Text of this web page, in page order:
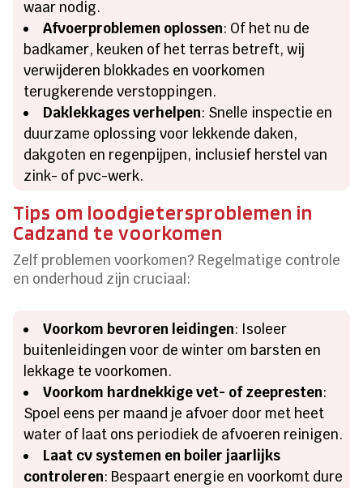
waar nodig.
Afvoerproblemen oplossen: Of het nu de
badkamer, keuken of het terras betreft, wij
verwijderen blokkades en voorkomen
terugkerende verstoppingen.
Daklekkages verhelpen: Snelle inspectie en
duurzame oplossing voor lekkende daken,
dakgoten en regenpijpen, inclusief herstel van
zink- of pvc-werk.
Tips om loodgietersproblemen in
Cadzand te voorkomen
Zelf problemen voorkomen? Regelmatige controle
en onderhoud zijn cruciaal:
Voorkom bevroren leidingen: Isoleer
buitenleidingen voor de winter om barsten en
lekkage te voorkomen.
Voorkom hardnekkige vet- of zeepresten:
Spoel eens per maand je afvoer door met heet
water of laat ons periodiek de afvoeren reinigen.
Laat cv systemen en boiler jaarlijks
controleren: Bespaart energie en voorkomt dure